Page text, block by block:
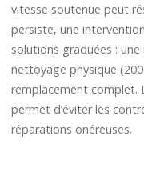
vitesse soutenue peut
persiste, une
solutions graduées :
nettoyage physique
remplacement complet.
permet d’éviter les
réparations onéreuses.